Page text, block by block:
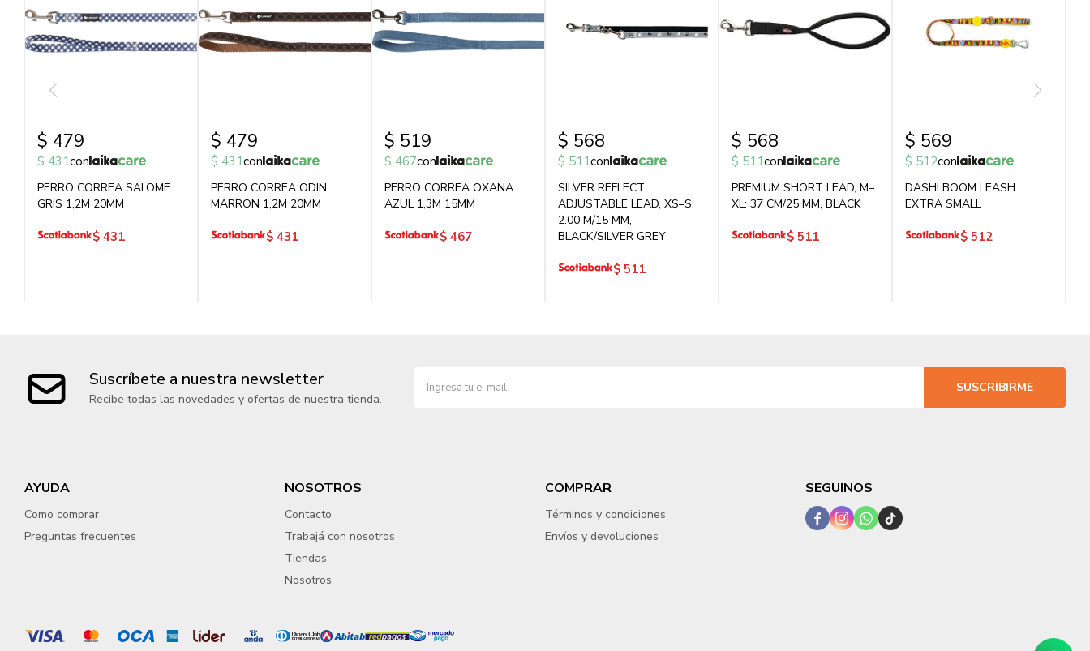
$ 479
$ 431con
PERRO CORREA SALOME
GRIS 1,2M 20MM
$ 431
$ 479
$ 431con
PERRO CORREA ODIN
MARRON 1,2M 20MM
$ 431
$ 519
$ 467con
PERRO CORREA OXANA
AZUL 1,3M 15MM
$ 467
$ 568
$ 511con
SILVER REFLECT
ADJUSTABLE LEAD, XS–S:
2.00 M/15 MM,
BLACK/SILVER GREY
$ 511
$ 568
$ 511con
PREMIUM SHORT LEAD, M–
XL: 37 CM/25 MM, BLACK
$ 511
$ 569
$ 512con
DASHI BOOM LEASH
EXTRA SMALL
$ 512
Suscríbete a nuestra newsletter
Recibe todas las novedades y ofertas de nuestra tienda.
SUSCRIBIRME
AYUDA
Como comprar
Preguntas frecuentes
NOSOTROS
Contacto
Trabajá con nosotros
Tiendas
Nosotros
COMPRAR
Términos y condiciones
Envíos y devoluciones
SEGUINOS
   